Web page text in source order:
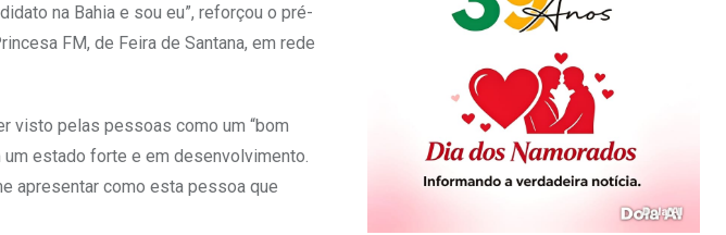
na Bahia e sou eu”, reforçou o pré-
FM, de Feira de Santana, em rede
visto pelas pessoas como um “bom
estado forte e em desenvolvimento.
apresentar como esta pessoa que